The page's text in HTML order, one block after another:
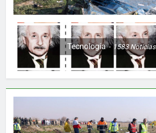
Tecnología 1583Noticias